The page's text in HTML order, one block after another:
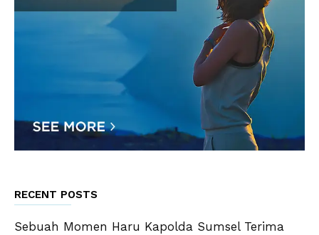
RECENT POSTS
Sebuah Momen Haru Kapolda Sumsel Terima